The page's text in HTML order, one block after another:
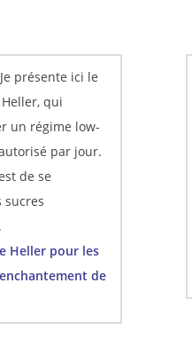
présente ici le
qui
un régime low-
par jour.
de se
sucres
Heller pour les
de